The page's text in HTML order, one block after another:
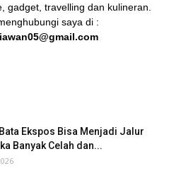
gadget, travelling dan kulineran.
saya di :
Ekspos Bisa Menjadi Jalur
Banyak Celah dan...